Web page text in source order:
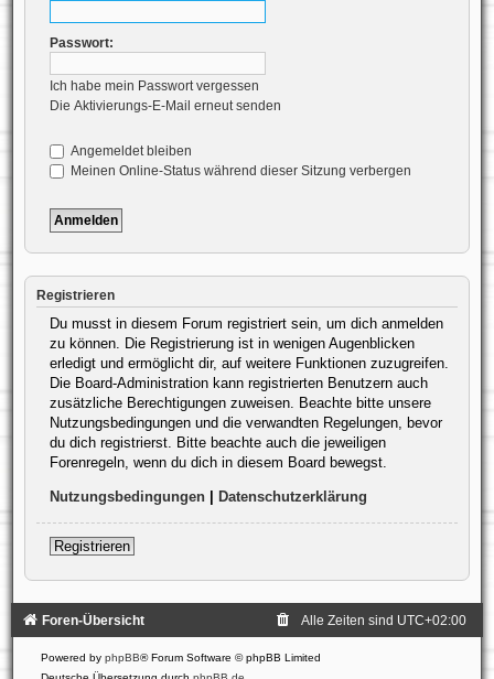
Passwort:
Ich habe mein Passwort vergessen
Die Aktivierungs-E-Mail erneut senden
Angemeldet bleiben
Meinen Online-Status während dieser Sitzung verbergen
Registrieren
Du musst in diesem Forum registriert sein, um dich anmelden
zu können. Die Registrierung ist in wenigen Augenblicken
erledigt und ermöglicht dir, auf weitere Funktionen zuzugreifen.
Die Board-Administration kann registrierten Benutzern auch
zusätzliche Berechtigungen zuweisen. Beachte bitte unsere
Nutzungsbedingungen und die verwandten Regelungen, bevor
du dich registrierst. Bitte beachte auch die jeweiligen
Forenregeln, wenn du dich in diesem Board bewegst.
Nutzungsbedingungen| Datenschutzerklärung
Registrieren
Foren-Übersicht Alle Zeiten sind UTC+02:00
Powered by phpBB® Forum Software © phpBB Limited